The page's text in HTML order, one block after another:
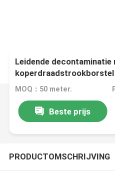
Leidende
koperdraadstrookborstel
MOQ：50 meter.
Beste prijs
PRODUCTOMSCHRIJVING